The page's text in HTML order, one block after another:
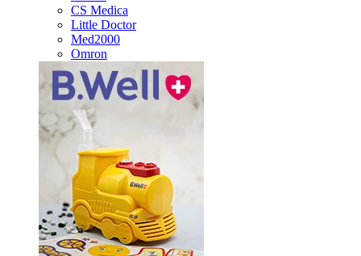
CS Medica
Little Doctor
Med2000
Omron